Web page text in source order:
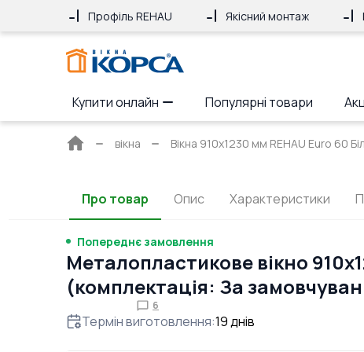
Профіль REHAU Якісний монтаж
Купити онлайн Популярні товари
Головна
вікна Вікна 910x1230 мм REHAU Euro 60
Про товар Опис Характеристики
Попереднє замовлення
Металопластикове вікно
(комплектація: За
6
Термін виготовлення:19днів